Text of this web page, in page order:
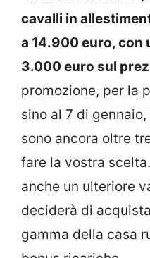
cavalli in
a 14.900 euro, con
3.000 euro sul
promozione, per la
sino al 7 di
sono ancora oltre
fare la vostra
anche un ulteriore
deciderà di
gamma della casa